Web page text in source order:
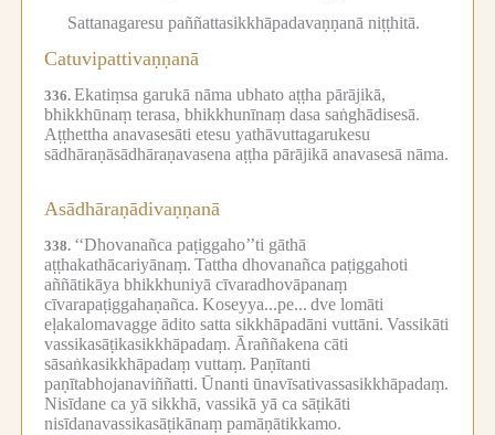
Sattanagaresu paññattasikkhāpadavaṇṇanā niṭṭhitā.
Catuvipattivaṇṇanā
336. Ekatiṃsa garukā nāma ubhato aṭṭha pārājikā,
bhikkhūnaṃ terasa, bhikkhunīnaṃ dasa saṅghādisesā.
Aṭṭhettha anavasesāti etesu yathāvuttagarukesu
sādhāraṇāsādhāraṇavasena aṭṭha pārājikā anavasesā nāma.
Asādhāraṇādivaṇṇanā
338. ‘‘Dhovanañca paṭiggaho’’ti gāthā
aṭṭhakathācariyānaṃ. Tattha dhovanañca paṭiggahoti
aññātikāya bhikkhuniyā cīvaradhovāpanaṃ
cīvarapaṭiggahaṇañca. Koseyya...pe... dve lomāti
eḷakalomavagge ādito satta sikkhāpadāni vuttāni. Vassikāti
vassikasāṭikasikkhāpadaṃ. Āraññakena cāti
sāsaṅkasikkhāpadaṃ vuttaṃ. Paṇītanti
paṇītabhojanaviññatti. Ūnanti ūnavīsativassasikkhāpadaṃ.
Nisīdane ca yā sikkhā, vassikā yā ca sāṭikāti
nisīdanavassikasāṭikānaṃ pamāṇātikkamo.